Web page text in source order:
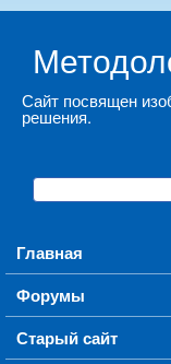
Сайт посвящен
решения.
Форма
Поиск
Main menu
Главная
Форумы
Старый сайт